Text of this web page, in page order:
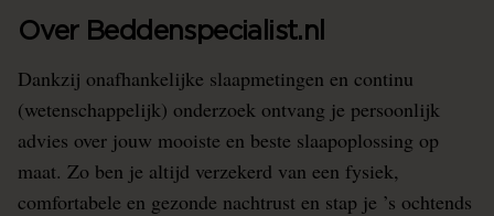
Over Beddenspecialist.nl
Dankzij onafhankelijke slaapmetingen en continu
(wetenschappelijk) onderzoek ontvang je persoonlijk
advies over jouw mooiste en beste slaapoplossing op
maat. Zo ben je altijd verzekerd van een fysiek,
comfortabele en gezonde nachtrust en stap je ’s ochtends